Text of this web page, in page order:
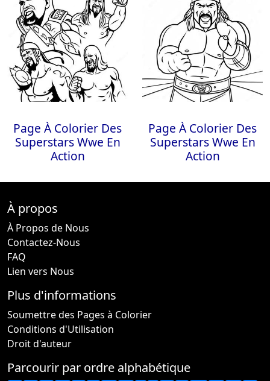
Page À Colorier Des
Superstars Wwe En
Action
Page À Colorier Des
Superstars Wwe En
Action
À propos
À Propos de Nous
Contactez-Nous
FAQ
Lien vers Nous
Plus d'informations
Soumettre des Pages à Colorier
Conditions d'Utilisation
Droit d'auteur
Parcourir par ordre alphabétique